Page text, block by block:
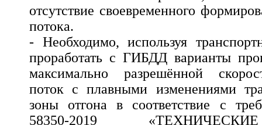
отсутствие своевременного
потока.
- Необходимо, используя
проработать с ГИБДД варианты
максимально разрешённой
поток с плавными изменениями
зоны отгона в соответствие с
58350-2019